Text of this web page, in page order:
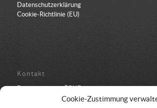
Cookie-Zustimmung
Datenschutzerklärung
Cookie-Richtlinie (EU)
Kontakt
Bundesbüro der ÖRHB
Schulstraße 443